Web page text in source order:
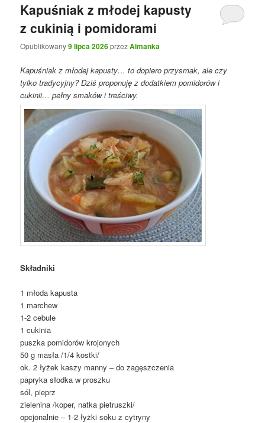
Kapuśniak z młodej kapusty
z cukinią i pomidorami
Opublikowany9 lipca 2026przezAlmanka
Kapuśniak z młodej kapusty… to dopiero przysmak, ale czy
tylko tradycyjny? Dziś proponuję z dodatkiem pomidorów i
cukinii… pełny smaków i treściwy.
Składniki
1 młoda kapusta
1 marchew
1-2 cebule
1 cukinia
puszka pomidorów krojonych
50 g masła /1/4 kostki/
ok. 2 łyżek kaszy manny – do zagęszczenia
papryka słodka w proszku
sól, pieprz
zielenina /koper, natka pietruszki/
opcjonalnie – 1-2 łyżki soku z cytryny